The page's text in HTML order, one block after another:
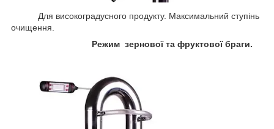
Для високоградусного продукту. Максимальний ступінь
очищення.
Режим зернової та фруктової браги.